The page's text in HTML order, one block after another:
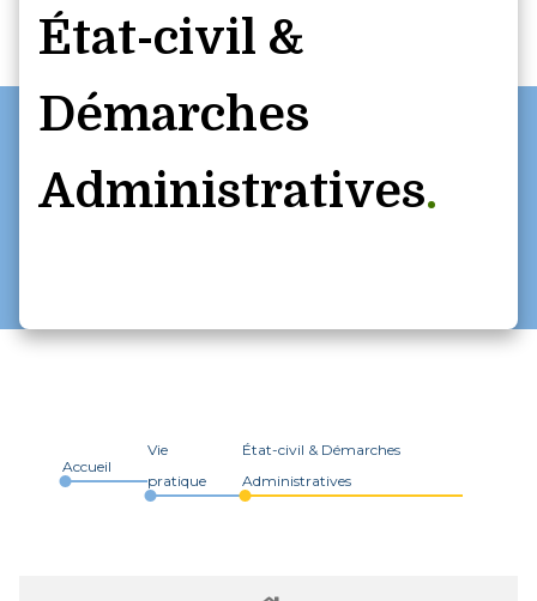
État-civil &
Démarches
Administratives
Accueil
Vie
pratique
État-civil & Démarches
Administratives